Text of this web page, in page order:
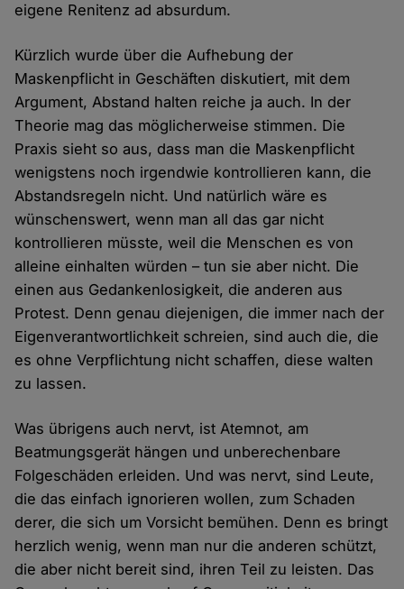
eigene Renitenz ad absurdum.
Kürzlich wurde über die Aufhebung der
Maskenpflicht in Geschäften diskutiert, mit dem
Argument, Abstand halten reiche ja auch. In der
Theorie mag das möglicherweise stimmen. Die
Praxis sieht so aus, dass man die Maskenpflicht
wenigstens noch irgendwie kontrollieren kann, die
Abstandsregeln nicht. Und natürlich wäre es
wünschenswert, wenn man all das gar nicht
kontrollieren müsste, weil die Menschen es von
alleine einhalten würden – tun sie aber nicht. Die
einen aus Gedankenlosigkeit, die anderen aus
Protest. Denn genau diejenigen, die immer nach der
Eigenverantwortlichkeit schreien, sind auch die, die
es ohne Verpflichtung nicht schaffen, diese walten
zu lassen.
Was übrigens auch nervt, ist Atemnot, am
Beatmungsgerät hängen und unberechenbare
Folgeschäden erleiden. Und was nervt, sind Leute,
die das einfach ignorieren wollen, zum Schaden
derer, die sich um Vorsicht bemühen. Denn es bringt
herzlich wenig, wenn man nur die anderen schützt,
die aber nicht bereit sind, ihren Teil zu leisten. Das